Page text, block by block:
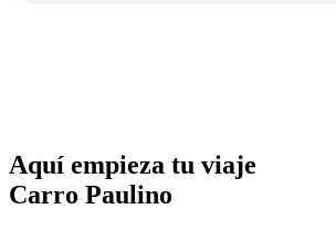
Aquí empieza tu viaje
Carro Paulino